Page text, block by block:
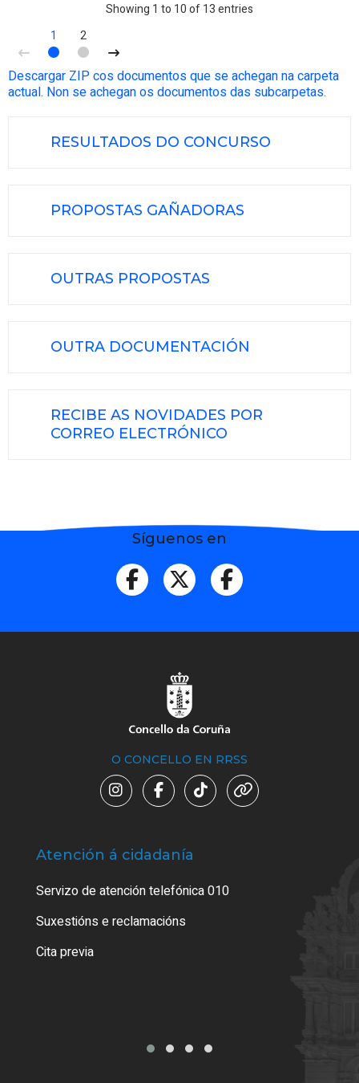
Showing 1 to 10 of 13 entries
1
2
Descargar ZIP cos documentos que se achegan na carpeta
actual. Non se achegan os documentos das subcarpetas.
RESULTADOS DO CONCURSO
PROPOSTAS GAÑADORAS
OUTRAS PROPOSTAS
OUTRA DOCUMENTACIÓN
RECIBE AS NOVIDADES POR
CORREO ELECTRÓNICO
Síguenos en
O CONCELLO EN RRSS
Atención á cidadanía
Servizo de atención telefónica 010
Suxestións e reclamacións
Cita previa